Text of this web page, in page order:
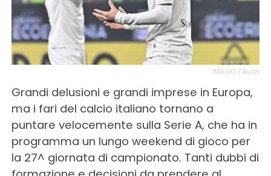
IMAGO / Buzzi
Grandi delusioni e grandi imprese in Europa,
ma i fari del calcio italiano tornano a
puntare velocemente sulla Serie A, che ha in
programma un lungo weekend di gioco per
la 27^ giornata di campionato. Tanti dubbi di